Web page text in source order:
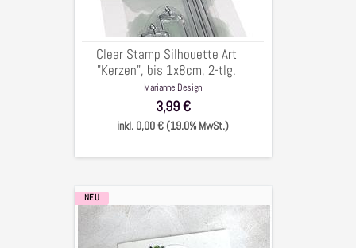
tlg.
Clear Stamp Silhouette Art
"Kerzen", bis 1x8cm, 2-tlg.
Marianne Design
3,99 €
inkl. 0,00 € (19.0% MwSt.)
Stanzschablonen
Kerzen
NEU